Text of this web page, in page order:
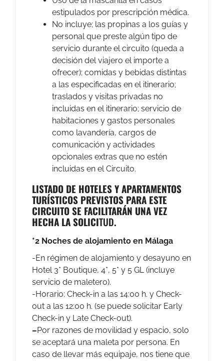
estipulados por prescripción médica.
No incluye; las propinas a los guías y
personal que preste algún tipo de
servicio durante el circuito (queda a
decisión del viajero el importe a
ofrecer); comidas y bebidas distintas
a las especificadas en el itinerario;
traslados y visitas privadas no
incluidas en el itinerario; servicio de
habitaciones y gastos personales
como lavandería, cargos de
comunicación y actividades
opcionales extras que no estén
incluidas en el Circuito.
LISTADO DE HOTELES Y APARTAMENTOS
TURÍSTICOS PREVISTOS PARA ESTE
CIRCUITO SE FACILITARÁN UNA VEZ
HECHA LA SOLICITUD.
*2 Noches de alojamiento en Málaga
-En régimen de alojamiento y desayuno en
Hotel 3* Boutique, 4*, 5* y 5 GL (incluye
servicio de maletero).
-Horario: Check-in a las 14:00 h. y Check-
out a las 12:00 h. (se puede solicitar Early
Check-in y Late Check-out).
–Por razones de movilidad y espacio, solo
se aceptará una maleta por persona. En
caso de llevar más equipaje, nos tiene que